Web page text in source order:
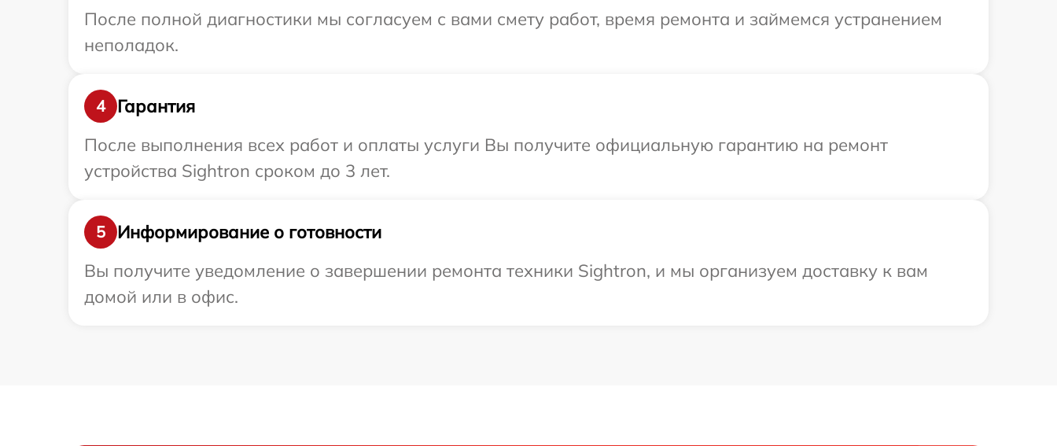
После полной диагностики мы согласуем с вами смету работ, время ремонта и займемся устранением
неполадок.
4
Гарантия
После выполнения всех работ и оплаты услуги Вы получите официальную гарантию на ремонт
устройства Sightron сроком до 3 лет.
5
Информирование о готовности
Вы получите уведомление о завершении ремонта техники Sightron, и мы организуем доставку к вам
домой или в офис.